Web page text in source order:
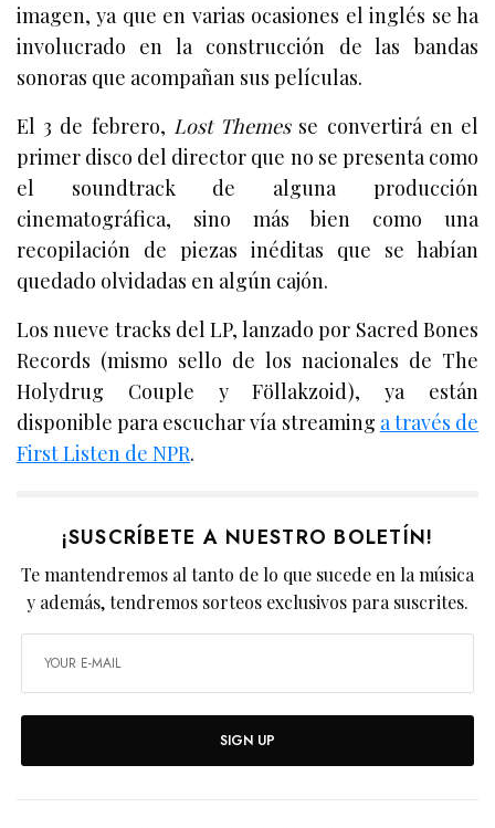
imagen, ya que en varias ocasiones el inglés se ha
involucrado en la construcción de las bandas
sonoras que acompañan sus películas.
El 3 de febrero, Lost Themesse convertirá en el
primer disco del director que no se presenta como
el soundtrack de alguna producción
cinematográfica, sino más bien como una
recopilación de piezas inéditas que se habían
quedado olvidadas en algún cajón.
Los nueve tracks del LP, lanzado por Sacred Bones
Records (mismo sello de los nacionales de The
Holydrug Couple y Föllakzoid), ya están
disponible para escuchar vía streaming a través de
First Listen de NPR.
¡SUSCRÍBETE A NUESTRO BOLETÍN!
Te mantendremos al tanto de lo que sucede en la música
y además, tendremos sorteos exclusivos para suscrites.
SIGN UP